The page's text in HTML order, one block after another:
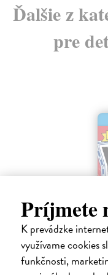
Príjmete
K prevádzke
využívame cookies
funkčnosti,
Ďalšie z
pre
Yamal je